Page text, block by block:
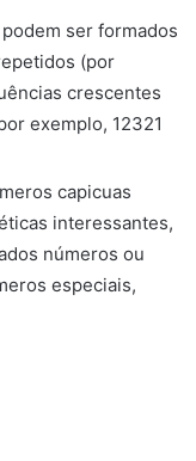
ser formados
(por
crescentes
exemplo, 12321
capicuas
interessantes,
números ou
especiais,